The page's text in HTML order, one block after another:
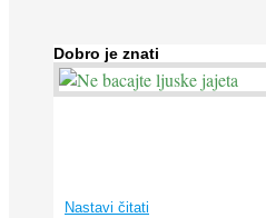
Dobro je znati
Nastavi čitati